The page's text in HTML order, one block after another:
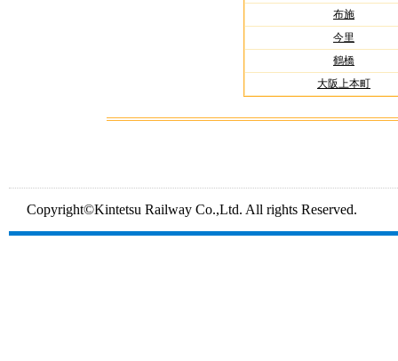
布施
今里
鶴橋
大阪上本町